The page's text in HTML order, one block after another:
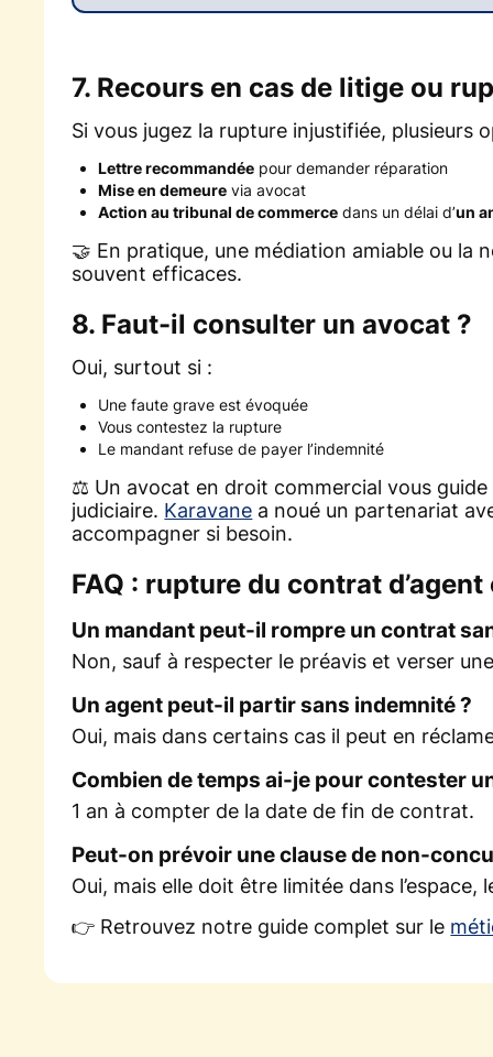
7. Recours en cas de litige ou
Si vous jugez la rupture injustifiée, plusieurs
Lettre recommandée pour demander réparation
Mise en demeure via avocat
Action au tribunal de commerce dans un délai d’un
🤝 En pratique, une médiation amiable ou la
souvent efficaces.
8. Faut-il consulter un avocat ?
Oui, surtout si :
Une faute grave est évoquée
Vous contestez la rupture
Le mandant refuse de payer l’indemnité
⚖️ Un avocat en droit commercial vous
judiciaire. Karavane a noué un partenariat
accompagner si besoin.
FAQ : rupture du contrat
Un mandant peut-il rompre un contrat
Non, sauf à respecter le préavis et verser
Un agent peut-il partir sans indemnité ?
Oui, mais dans certains cas il peut en
Combien de temps ai-je pour contester
1 an à compter de la date de fin de contrat.
Peut-on prévoir une clause de non-
Oui, mais elle doit être limitée dans
👉 Retrouvez notre guide complet sur le